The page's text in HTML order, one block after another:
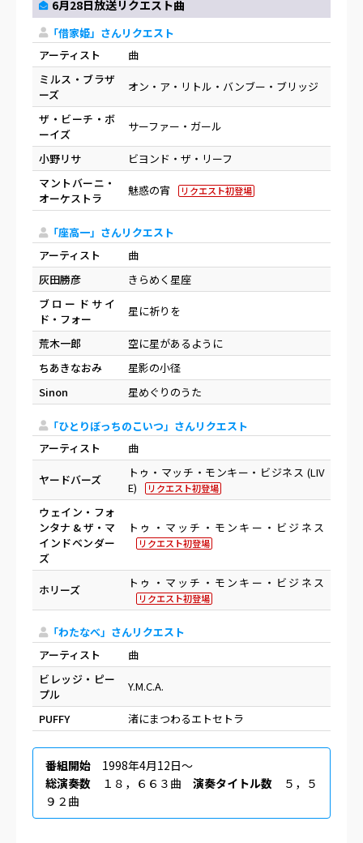
6月28日放送リクエスト曲
「借家姫」さんリクエスト
アーティスト
曲
ミルス・ブラザ
ーズ
オン・ア・リトル・バンブー・ブリッジ
ザ・ビーチ・ボ
ーイズ
サーファー・ガール
小野リサ
ビヨンド・ザ・リーフ
マントバーニ・
オーケストラ
魅惑の宵 リクエスト初登場
「座高一」さんリクエスト
アーティスト
曲
灰田勝彦
きらめく星座
ブロードサイ
ド・フォー
星に祈りを
荒木一郎
空に星があるように
ちあきなおみ
星影の小径
Sinon
星めぐりのうた
「ひとりぼっちのこいつ」さんリクエスト
アーティスト
曲
ヤードバーズ
トゥ・マッチ・モンキー・ビジネス (LIV
E)
リクエスト初登場
ウェイン・フォ
ンタナ & ザ・マ
インドベンダー
ズ
トゥ・マッチ・モンキー・ビジネス
リクエスト初登場
ホリーズ トゥ・マッチ・モンキー・ビジネス
リクエスト初登場
「わたなべ」さんリクエスト
アーティスト
曲
ビレッジ・ピー
プル
Y.M.C.A.
PUFFY 渚にまつわるエトセトラ
番組開始 1998年4月12日〜
総演奏数 １８，６６３曲 演奏タイトル数 ５，５
９２曲